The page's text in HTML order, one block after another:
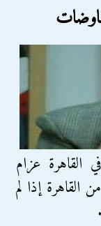
القاهرة عزام
القاهرة إذا لم